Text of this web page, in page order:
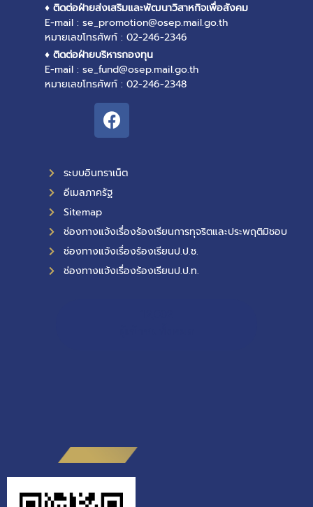
♦ ติดต่อฝ่ายส่งเสริมและพัฒนาวิสาหกิจเพื่อสังคม
E-mail : se_promotion@osep.mail.go.th
หมายเลขโทรศัพท์ : 02-246-2346
♦ ติดต่อฝ่ายบริหารกองทุน
E-mail : se_fund@osep.mail.go.th
หมายเลขโทรศัพท์ : 02-246-2348
ระบบอินทราเน็ต
อีเมลภาครัฐ
Sitemap
ช่องทางแจ้งเรื่องร้องเรียนการทุจริตและประพฤติมิชอบ
ช่องทางแจ้งเรื่องร้องเรียนป.ป.ช.
ช่องทางแจ้งเรื่องร้องเรียนป.ป.ท.